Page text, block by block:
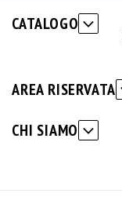
CHI SIAMO
CATALOGO
AREA RISERVATA